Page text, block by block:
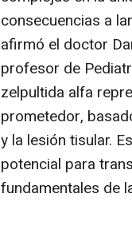
consecuencias a
afirmó el doctor
profesor de
zelpultida alfa
prometedor,
y la lesión tisular.
potencial para
fundamentales de